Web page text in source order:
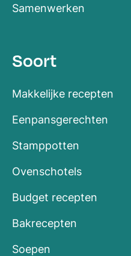
Samenwerken
Soort
Makkelijke recepten
Eenpansgerechten
Stamppotten
Ovenschotels
Budget recepten
Bakrecepten
Soepen